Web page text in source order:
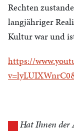
Rechten
langjähriger
Kultur war und
https://
Hat Ihnen der